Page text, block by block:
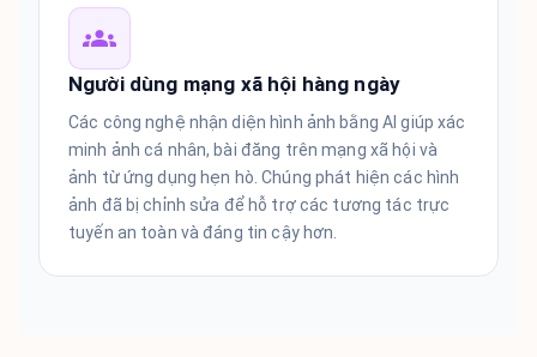
Người dùng mạng xã hội hàng ngày
Các công nghệ nhận diện hình ảnh bằng AI giúp xác
minh ảnh cá nhân, bài đăng trên mạng xã hội và
ảnh từ ứng dụng hẹn hò. Chúng phát hiện các hình
ảnh đã bị chỉnh sửa để hỗ trợ các tương tác trực
tuyến an toàn và đáng tin cậy hơn.